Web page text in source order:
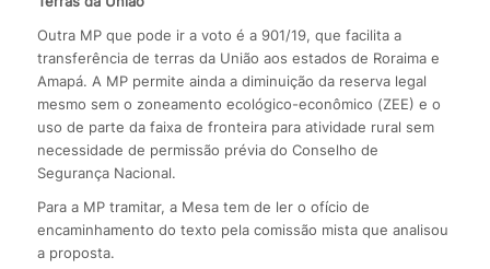
Outra MP que pode ir a voto é a 901/19, que facilita a
transferência de terras da União aos estados de Roraima e
Amapá. A MP permite ainda a diminuição da reserva legal
mesmo sem o zoneamento ecológico-econômico (ZEE) e o
uso de parte da faixa de fronteira para atividade rural sem
necessidade de permissão prévia do Conselho de
Segurança Nacional.
Para a MP tramitar, a Mesa tem de ler o ofício de
encaminhamento do texto pela comissão mista que analisou
a proposta.